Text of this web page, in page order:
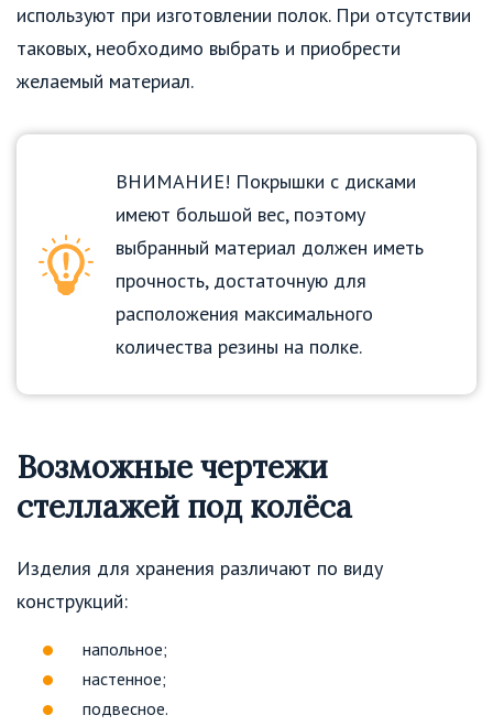
используют при изготовлении полок. При отсутствии
таковых, необходимо выбрать и приобрести
желаемый материал.
ВНИМАНИЕ! Покрышки с дисками
имеют большой вес, поэтому
выбранный материал должен иметь
прочность, достаточную для
расположения максимального
количества резины на полке.
Возможные чертежи
стеллажей под колёса
Изделия для хранения различают по виду
конструкций:
напольное;
настенное;
подвесное.